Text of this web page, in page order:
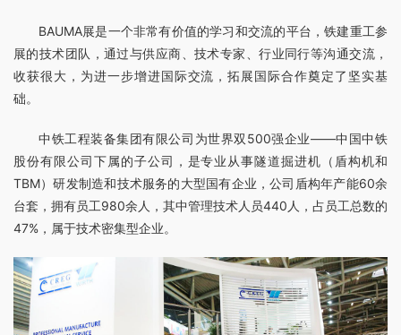
BAUMA展是一个非常有价值的学习和交流的平台，铁建重工参
展的技术团队，通过与供应商、技术专家、行业同行等沟通交流，
收获很大，为进一步增进国际交流，拓展国际合作奠定了坚实基
础。
中铁工程装备集团有限公司为世界双500强企业——中国中铁
股份有限公司下属的子公司，是专业从事隧道掘进机（盾构机和
TBM）研发制造和技术服务的大型国有企业，公司盾构年产能60余
台套，拥有员工980余人，其中管理技术人员440人，占员工总数的
47%，属于技术密集型企业。